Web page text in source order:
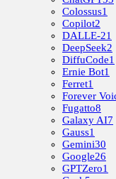
Colossus1
Copilot2
DALLE-21
DeepSeek2
DiffuCode1
Ernie Bot1
Ferret1
Forever
Fugatto8
Galaxy AI7
Gauss1
Gemini30
Google26
GPTZero1